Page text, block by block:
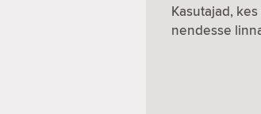
Kasutajad,
nendesse